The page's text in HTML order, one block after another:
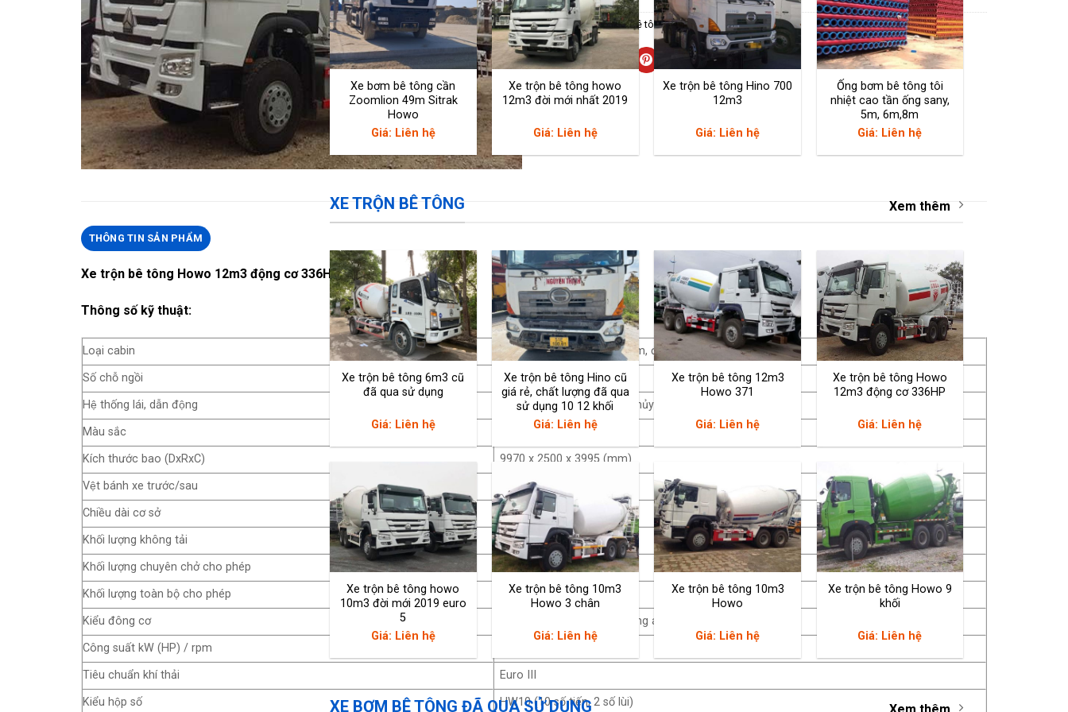
Xe bơm bê tông cần
Zoomlion 49m Sitrak
Howo
Giá: Liên hệ
Xe trộn bê tông howo
12m3 đời mới nhất 2019
Giá: Liên hệ
Xe trộn bê tông Hino 700
12m3
Giá: Liên hệ
Ống bơm bê tông tôi
nhiệt cao tần ống sany,
5m, 6m,8m
Giá: Liên hệ
XE TRỘN BÊ TÔNG Xem thêm
Xe trộn bê tông 6m3 cũ
đã qua sử dụng
Giá: Liên hệ
Xe trộn bê tông Hino cũ
giá rẻ, chất lượng đã qua
sử dụng 10 12 khối
Giá: Liên hệ
Xe trộn bê tông 12m3
Howo 371
Giá: Liên hệ
Xe trộn bê tông Howo
12m3 động cơ 336HP
Giá: Liên hệ
Xe trộn bê tông howo
10m3 đời mới 2019 euro
5
Giá: Liên hệ
Xe trộn bê tông 10m3
Howo 3 chân
Giá: Liên hệ
Xe trộn bê tông 10m3
Howo
Giá: Liên hệ
Xe trộn bê tông Howo 9
khối
Giá: Liên hệ
XE BƠM BÊ TÔNG ĐÃ QUA SỬ DỤNG
Danh mục:Xe trộn bê tông,Xe trộn bê tông 12m3
THÔNG TIN SẢN PHẨM
Xe trộn bê tông Howo 12m3 động cơ 336HP
Thông số kỹ thuật:
Loại cabin
Cabin HW76, 01 giường nằm, điều hòa, radio.
Số chỗ ngồi
02 chỗ
Hệ thống lái, dẫn động
Tay lái thuận, 6×4, trợ lực thủy lực, model ZF8098 (Đức)
Màu sắc
Màu trắng
Kích thước bao (DxRxC)
9970 x 2500 x 3995 (mm)
Vệt bánh xe trước/sau
2041/1860 (mm)
Chiều dài cơ sở
4025 + 1350 (mm)
Khối lượng không tải
15.170 (kg)
Khối lượng chuyên chở cho phép
8.700 (kg)
Khối lượng toàn bộ cho phép
24.000 (kg)
Kiểu đông cơ
Diesel, WD615.95E, 4 kỳ, tăng áp, 6 xi lanh thẳng hàng
Công suất kW (HP) / rpm
Tiêu chuẩn khí thải
Euro III
Kiểu hộp số
HW10 (10 số tiến, 2 số lùi)